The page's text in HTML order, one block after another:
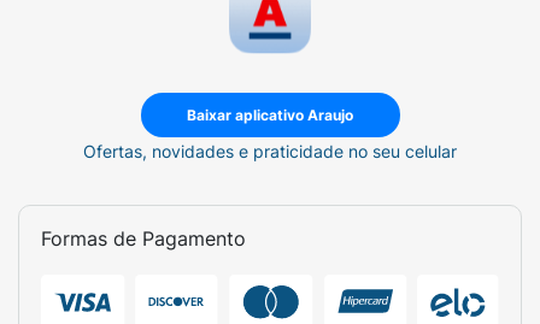
Baixar aplicativo Araujo
Ofertas, novidades e praticidade no seu celular
Formas de Pagamento